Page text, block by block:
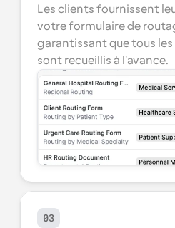
Les clients fournissent
votre formulaire de
garantissant que tous
sont recueillis à l'avance.
03